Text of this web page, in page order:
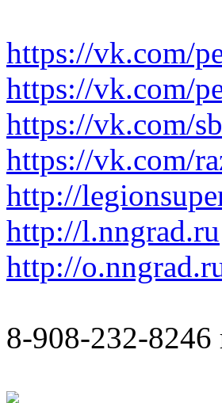
https://vk.com/
https://vk.com/
https://vk.com/
https://vk.com/
http://
http://l.nngrad.ru
http://
8-908-232-